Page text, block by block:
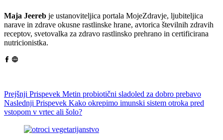
Maja Jeereb je ustanoviteljica portala MojeZdravje, ljubiteljica
narave in zdrave okusne rastlinske hrane, avtorica številnih zdravih
receptov, svetovalka za zdravo rastlinsko prehrano in certificirana
nutricionistka.
Prejšnji Prispevek Metin probiotični sladoled za dobro prebavo
Naslednji Prispevek Kako okrepimo imunski sistem otroka pred
vstopom v vrtec ali šolo?